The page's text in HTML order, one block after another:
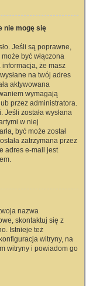
nie mogę się
Jeśli są poprawne,
być włączona
informacja, że masz
na twój adres
aktywowana
wymagają
przez administratora.
Jeśli została wysłana
w niej
być może został
zatrzymana przez
adres e-mail jest
nazwa
skontaktuj się z
Istnieje też
witryny, na
witryny i powiadom go